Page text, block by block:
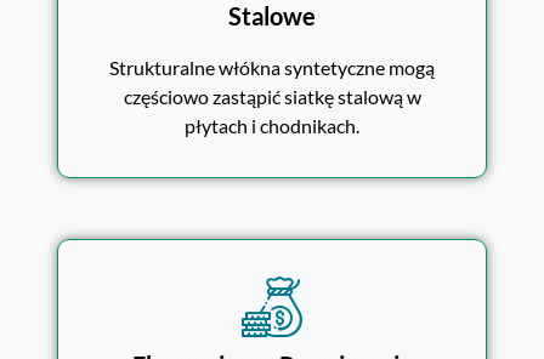
Stalowe
Strukturalne włókna syntetyczne mogą
częściowo zastąpić siatkę stalową w
płytach i chodnikach.